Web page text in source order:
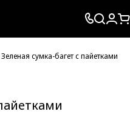
Зеленая сумка-багет с пайетками